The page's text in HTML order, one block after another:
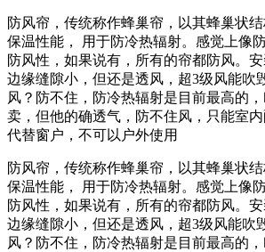
防风帘，传统称作蜂巢帘，以其蜂巢状
保温性能， 用于防冷热辐射。感觉上像
防风性，如果说有，所有的帘都防风。
边缘缝隙小，但还是透风，超3级风能吹
风？防不住，防冷热辐射是目前最高的
卖，但他的确透气，防不住风，只能室
代替窗户，不可以户外使用
防风帘，传统称作蜂巢帘，以其蜂巢状
保温性能， 用于防冷热辐射。感觉上像
防风性，如果说有，所有的帘都防风。
边缘缝隙小，但还是透风，超3级风能吹
风？防不住，防冷热辐射是目前最高的